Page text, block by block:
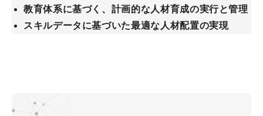
教育体系に基づく、計画的な人材育成の実行と管理
スキルデータに基づいた最適な人材配置の実現